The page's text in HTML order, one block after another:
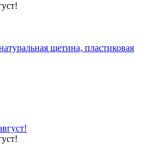
щетина, пластиковая